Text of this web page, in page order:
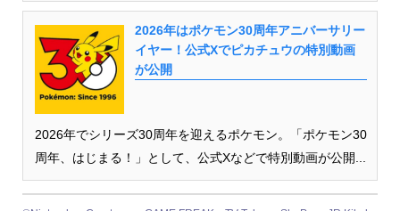
2026年はポケモン30周年アニバーサリー
イヤー！公式Xでピカチュウの特別動画
が公開
2026年でシリーズ30周年を迎えるポケモン。「ポケモン30
周年、はじまる！」として、公式Xなどで特別動画が公開...